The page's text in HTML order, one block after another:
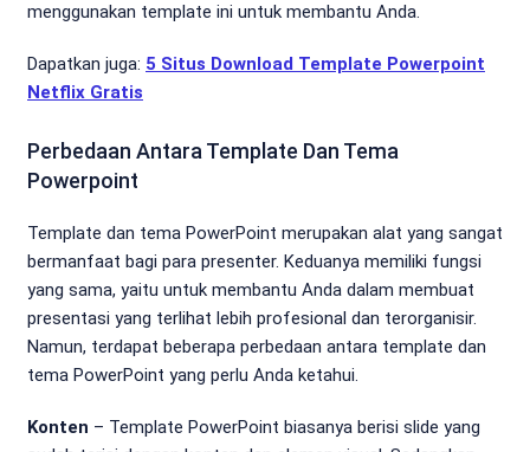
menggunakan template ini untuk membantu Anda.
Dapatkan juga: 5 Situs Download Template Powerpoint
Netflix Gratis
Perbedaan Antara Template Dan Tema
Powerpoint
Template dan tema PowerPoint merupakan alat yang sangat
bermanfaat bagi para presenter. Keduanya memiliki fungsi
yang sama, yaitu untuk membantu Anda dalam membuat
presentasi yang terlihat lebih profesional dan terorganisir.
Namun, terdapat beberapa perbedaan antara template dan
tema PowerPoint yang perlu Anda ketahui.
Konten – Template PowerPoint biasanya berisi slide yang